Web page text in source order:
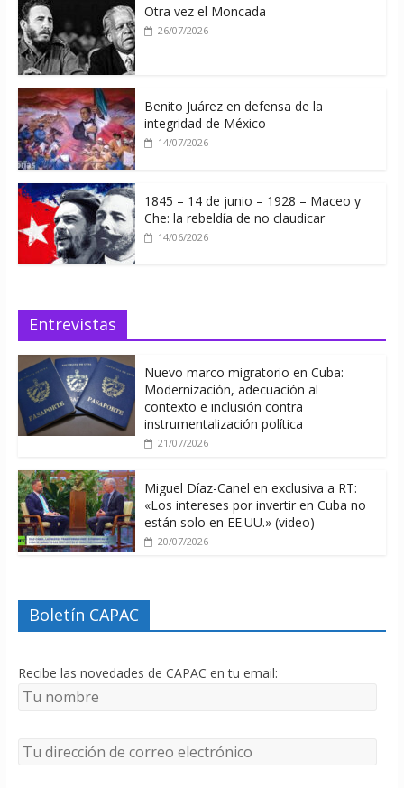
Otra vez el Moncada
26/07/2026
Benito Juárez en defensa de la
integridad de México
14/07/2026
1845 – 14 de junio – 1928 – Maceo y
Che: la rebeldía de no claudicar
14/06/2026
Entrevistas
Nuevo marco migratorio en Cuba:
Modernización, adecuación al
contexto e inclusión contra
instrumentalización política
21/07/2026
Miguel Díaz-Canel en exclusiva a RT:
«Los intereses por invertir en Cuba no
están solo en EE.UU.» (video)
20/07/2026
Boletín CAPAC
Recibe las novedades de CAPAC en tu email: